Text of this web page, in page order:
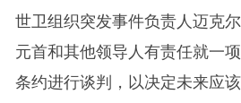
世卫组织突发事件负责人迈克
元首和其他领导人有责任就一
条约进行谈判，以决定未来应